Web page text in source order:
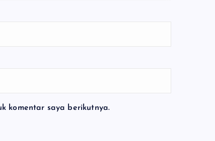
komentar saya berikutnya.